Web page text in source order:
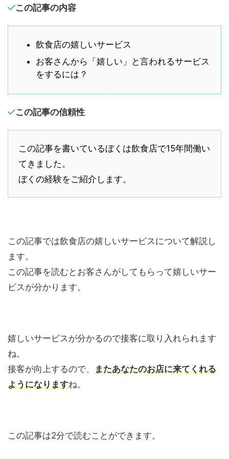
この記事の内容
飲食店の嬉しいサービス
お客さんから「嬉しい」と言われるサービス
をするには？
この記事の信頼性
この記事を書いているぼくは飲食店で15年間働い
てきました。
ぼくの経験をご紹介します。
この記事では飲食店の嬉しいサービスについて解説し
ます。
この記事を読むとお客さんがしてもらって嬉しいサー
ビスが分かります。
嬉しいサービスが分かるので接客に取り入れられます
ね。
接客が向上するので、 またあなたのお店に来てくれる
ようになりますね。
この記事は2分で読むことができます。